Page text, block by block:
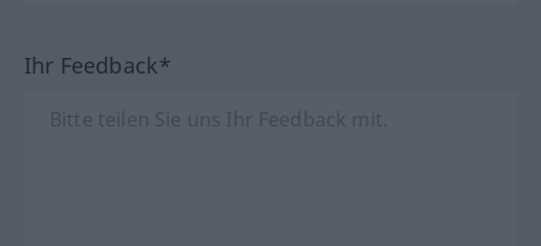
Ihr Feedback*